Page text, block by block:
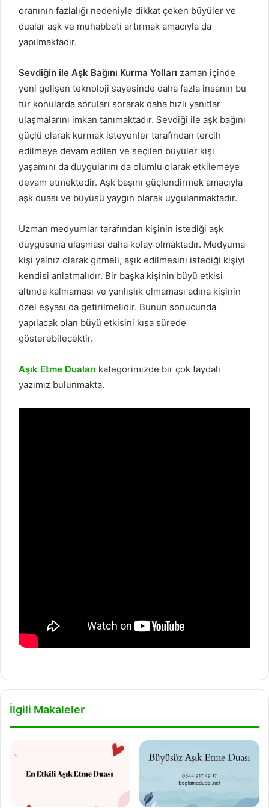
oranının fazlalığı nedeniyle dikkat çeken büyüler ve
dualar aşk ve muhabbeti artırmak amacıyla da
yapılmaktadır.
Sevdiğin ile Aşk Bağını Kurma Yolları zaman içinde
yeni gelişen teknoloji sayesinde daha fazla insanın bu
tür konularda soruları sorarak daha hızlı yanıtlar
ulaşmalarını imkan tanımaktadır. Sevdiği ile aşk bağını
güçlü olarak kurmak isteyenler tarafından tercih
edilmeye devam edilen ve seçilen büyüler kişi
yaşamını da duygularını da olumlu olarak etkilemeye
devam etmektedir. Aşk başını güçlendirmek amacıyla
aşk duası ve büyüsü yaygın olarak uygulanmaktadır.
Uzman medyumlar tarafından kişinin istediği aşk
duygusuna ulaşması daha kolay olmaktadır. Medyuma
kişi yalnız olarak gitmeli, aşık edilmesini istediği kişiyi
kendisi anlatmalıdır. Bir başka kişinin büyü etkisi
altında kalmaması ve yanlışlık olmaması adına kişinin
özel eşyası da getirilmelidir. Bunun sonucunda
yapılacak olan büyü etkisini kısa sürede
gösterebilecektir.
Aşık Etme Duaları kategorimizde bir çok faydalı
yazımız bulunmakta.
İlgili Makaleler